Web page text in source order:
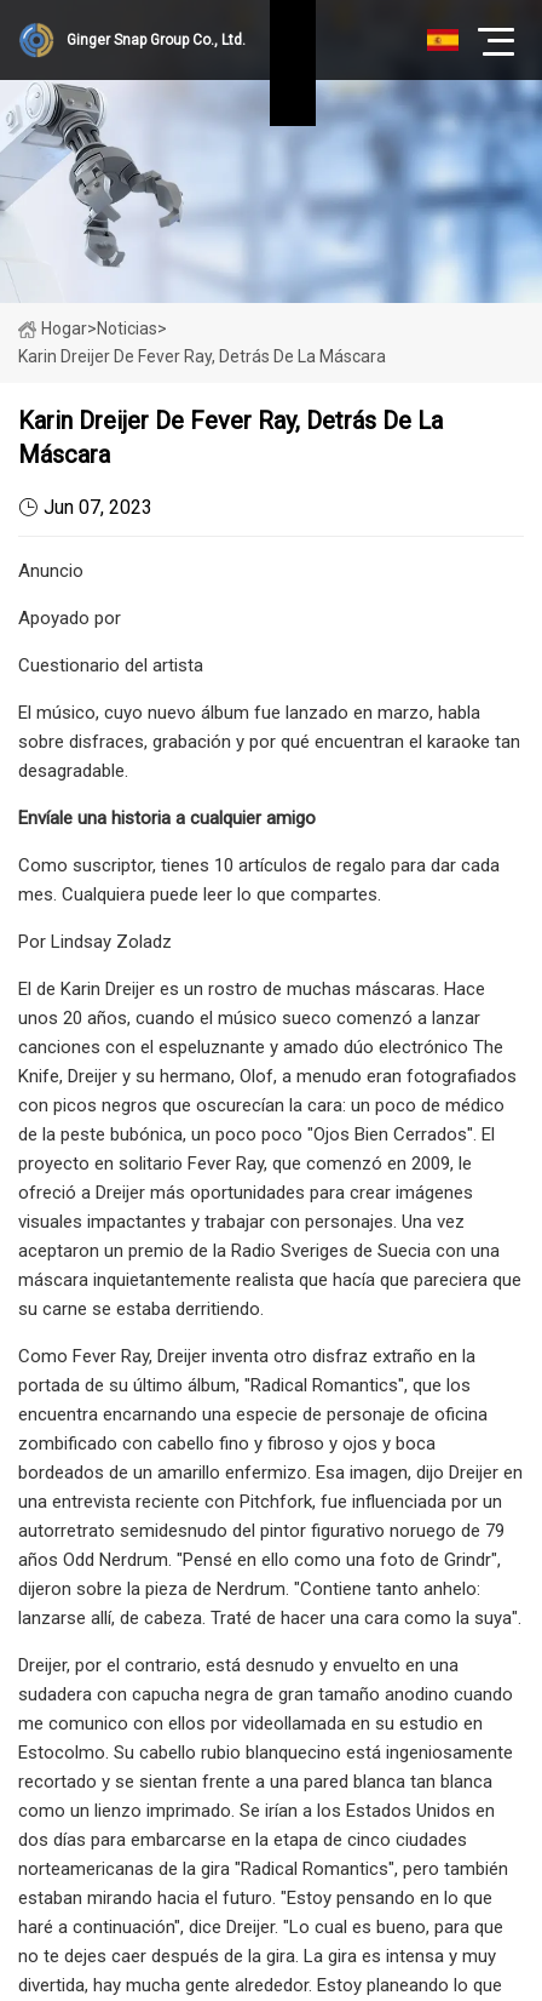
Ginger Snap Group Co., Ltd.
Hogar>Noticias>
Karin Dreijer De Fever Ray, Detrás De La Máscara
Karin Dreijer De Fever Ray, Detrás De La
Máscara
Jun 07, 2023
Anuncio
Apoyado por
Cuestionario del artista
El músico, cuyo nuevo álbum fue lanzado en marzo, habla
sobre disfraces, grabación y por qué encuentran el karaoke tan
desagradable.
Envíale una historia a cualquier amigo
Como suscriptor, tienes 10 artículos de regalo para dar cada
mes. Cualquiera puede leer lo que compartes.
Por Lindsay Zoladz
El de Karin Dreijer es un rostro de muchas máscaras. Hace
unos 20 años, cuando el músico sueco comenzó a lanzar
canciones con el espeluznante y amado dúo electrónico The
Knife, Dreijer y su hermano, Olof, a menudo eran fotografiados
con picos negros que oscurecían la cara: un poco de médico
de la peste bubónica, un poco poco "Ojos Bien Cerrados". El
proyecto en solitario Fever Ray, que comenzó en 2009, le
ofreció a Dreijer más oportunidades para crear imágenes
visuales impactantes y trabajar con personajes. Una vez
aceptaron un premio de la Radio Sveriges de Suecia con una
máscara inquietantemente realista que hacía que pareciera que
su carne se estaba derritiendo.
Como Fever Ray, Dreijer inventa otro disfraz extraño en la
portada de su último álbum, "Radical Romantics", que los
encuentra encarnando una especie de personaje de oficina
zombificado con cabello fino y fibroso y ojos y boca
bordeados de un amarillo enfermizo. Esa imagen, dijo Dreijer en
una entrevista reciente con Pitchfork, fue influenciada por un
autorretrato semidesnudo del pintor figurativo noruego de 79
años Odd Nerdrum. "Pensé en ello como una foto de Grindr",
dijeron sobre la pieza de Nerdrum. "Contiene tanto anhelo:
lanzarse allí, de cabeza. Traté de hacer una cara como la suya".
Dreijer, por el contrario, está desnudo y envuelto en una
sudadera con capucha negra de gran tamaño anodino cuando
me comunico con ellos por videollamada en su estudio en
Estocolmo. Su cabello rubio blanquecino está ingeniosamente
recortado y se sientan frente a una pared blanca tan blanca
como un lienzo imprimado. Se irían a los Estados Unidos en
dos días para embarcarse en la etapa de cinco ciudades
norteamericanas de la gira "Radical Romantics", pero también
estaban mirando hacia el futuro. "Estoy pensando en lo que
haré a continuación", dice Dreijer. "Lo cual es bueno, para que
no te dejes caer después de la gira. La gira es intensa y muy
divertida, hay mucha gente alrededor. Estoy planeando lo que